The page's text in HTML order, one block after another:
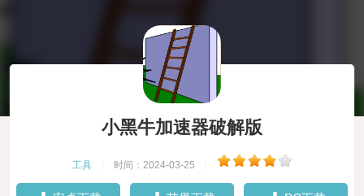
小黑牛加速器破解版
工具 时间：2024-03-25